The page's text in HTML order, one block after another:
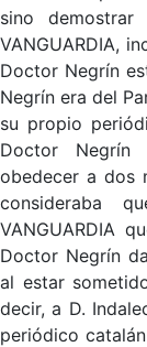
sino
VANGUARDIA,
Doctor Negrín
Negrín era del
su propio
Doctor Negrín
obedecer a dos
consideraba
VANGUARDIA
Doctor Negrín
al estar
decir, a D.
periódico